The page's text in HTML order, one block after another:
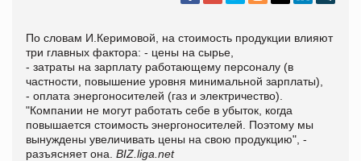
По словам И.Керимовой, на стоимость продукции влияют
три главных фактора: - цены на сырье,
- затраты на зарплату работающему персоналу (в
частности, повышение уровня минимальной зарплаты),
- оплата энергоносителей (газ и электричество).
"Компании не могут работать себе в убыток, когда
повышается стоимость энергоносителей. Поэтому мы
вынуждены увеличивать цены на свою продукцию", -
разъясняет она. BIZ.liga.net